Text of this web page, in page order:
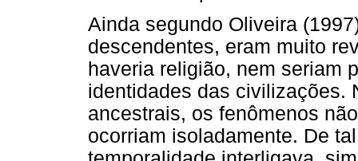
Ainda segundo Oliveira
descendentes, eram muito
haveria religião, nem seriam
identidades das civilizações.
ancestrais, os fenômenos
ocorriam isoladamente. De